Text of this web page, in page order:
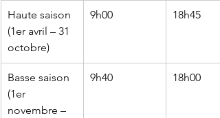
Haute saison
(1er avril – 31
octobre)
9h00 18h45
Basse saison
(1er
novembre –
9h40 18h00